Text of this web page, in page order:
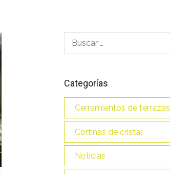
Buscar:
Categorías
Cerramientos de terrazas
Cortinas de cristal
Noticias